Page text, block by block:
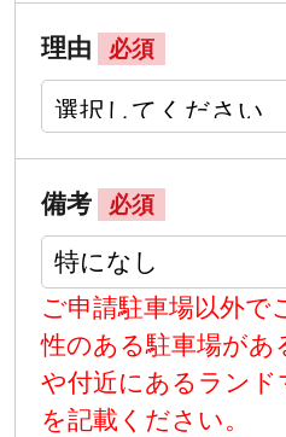
理由 必須
備考 必須
ご申請駐車場以外で
性のある駐車場があ
や付近にあるランド
を記載ください。